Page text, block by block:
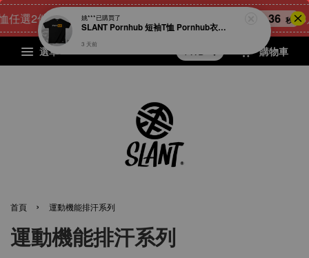
選2件900元 點我 立即購 36 秒 [8
選單 購物車
首頁 › 運動機能排汗系列
運動機能排汗系列
姚***已購買了
SLANT Pornhub 短袖T恤 Pornhub衣服 宅男專屬T恤 成人T恤 男人的T恤 很78的T恤 男人幫 限量出品
3 天前